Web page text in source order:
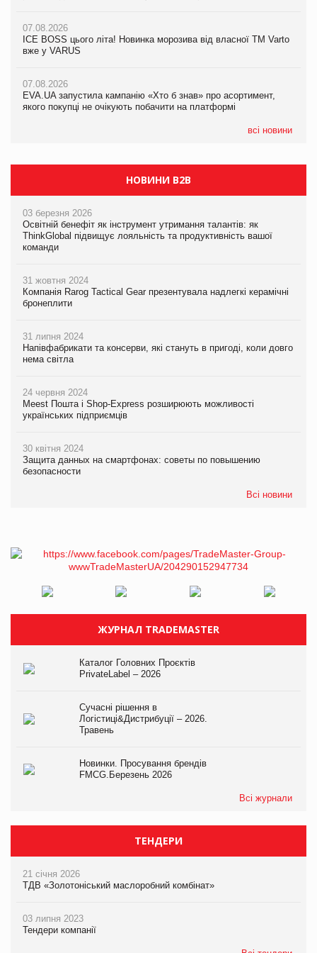
07.08.2026
ICE BOSS цього літа! Новинка морозива від власної ТМ Varto
вже у VARUS
07.08.2026
EVA.UA запустила кампанію «Хто б знав» про асортимент,
якого покупці не очікують побачити на платформі
всі новини
06.08.2026
Смачна новинка для хвостатих: у VARUS з’явилися паучі
05.08.2026
Мережа супермаркетів VARUS купує мережу магазинів
Продажі Hugo Boss впали на 9%
НОВИНИ B2B
03 березня 2026
Освітній бенефіт як інструмент утримання талантів: як
ThinkGlobal підвищує лояльність та продуктивність вашої
команди
31 жовтня 2024
Компанія Rarog Tactical Gear презентувала надлегкі керамічні
бронеплити
31 липня 2024
Напівфабрикати та консерви, які стануть в пригоді, коли довго
нема світла
24 червня 2024
Meest Пошта і Shop-Express розширюють можливості
українських підприємців
30 квітня 2024
Защита данных на смартфонах: советы по повышению
безопасности
Всі новини
ЖУРНАЛ TRADEMASTER
Каталог Головних Проєктів
PrivateLabel – 2026
Сучасні рішення в
Логістиці&Дистрибуції – 2026.
Травень
Новинки. Просування брендів
FMCG.Березень 2026
Всі журнали
ТЕНДЕРИ
21 січня 2026
ТДВ «Золотоніський маслоробний комбінат»
03 липня 2023
Тендери компанії